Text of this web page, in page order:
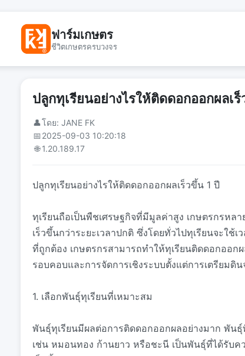
ฟาร์มเกษตร
ชีวิตเกษตรครบวงจร
ปลูกทุเรียนอย่างไรให้ติดดอกออกผลเร็
👤โดย: JANE FK
📅2025-09-03 10:20:18
🌐 1.20.189.17
ปลูกทุเรียนอย่างไรให้ติดดอกออกผลเร็วขึ้น 1 ปี
ทุเรียนถือเป็นพืชเศรษฐกิจที่มีมูลค่าสูง เกษตรกรหล
เร็วขึ้นกว่าระยะเวลาปกติ ซึ่งโดยทั่วไปทุเรียนจะใช้
ที่ถูกต้อง เกษตรกรสามารถทำให้ทุเรียนติดดอกออก
รอบคอบและการจัดการเชิงระบบตั้งแต่การเตรียมดิ
1. เลือกพันธุ์ทุเรียนที่เหมาะสม
พันธุ์ทุเรียนมีผลต่อการติดดอกออกผลอย่างมาก พัน
เช่น หมอนทอง ก้านยาว หรือชะนี เป็นพันธุ์ที่ได้รับ